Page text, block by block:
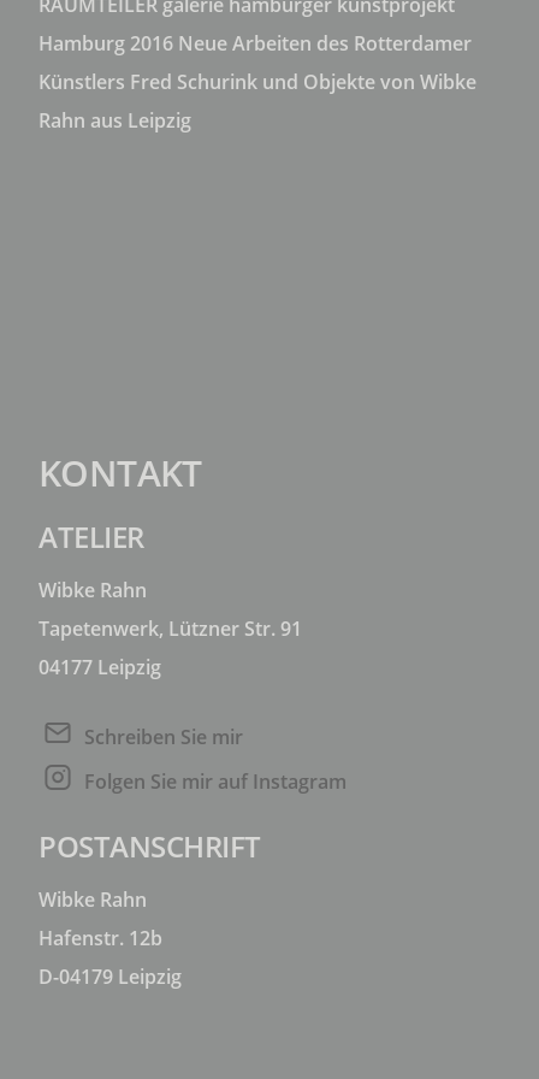
Hamburg 2016 Neue Arbeiten des Rotterdamer
Künstlers Fred Schurink und Objekte von Wibke
Rahn aus Leipzig
KONTAKT
ATELIER
Wibke Rahn
Tapetenwerk, Lützner Str. 91
04177 Leipzig
Schreiben Sie mir
Folgen Sie mir auf Instagram
POSTANSCHRIFT
Wibke Rahn
Hafenstr. 12b
D-04179 Leipzig